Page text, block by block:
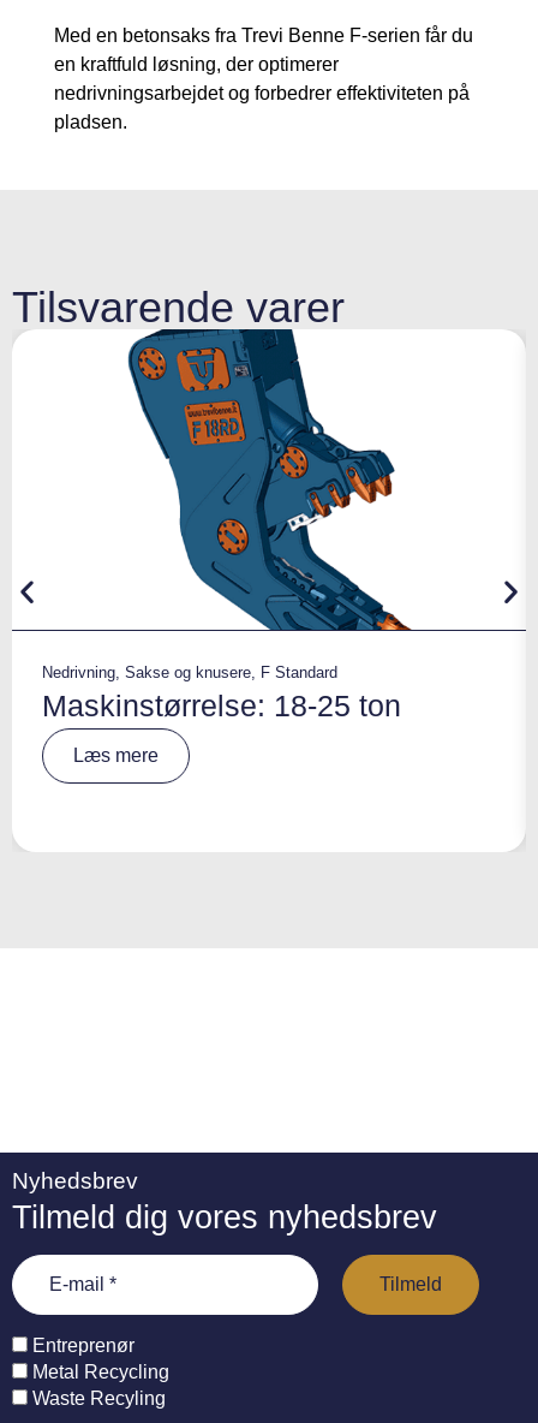
Med en betonsaks fra Trevi Benne F-serien får du
en kraftfuld løsning, der optimerer
nedrivningsarbejdet og forbedrer effektiviteten på
pladsen.
Tilsvarende varer
Nedrivning, Sakse og knusere, F Standard
Maskinstørrelse: 18-25 ton
Læs mere
Nyhedsbrev
Tilmeld dig vores nyhedsbrev
Entreprenør
Metal Recycling
Waste Recyling